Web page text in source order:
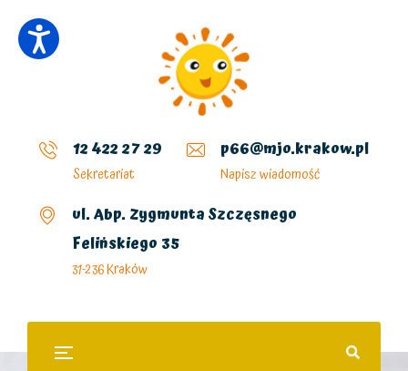
12 422 27 29
Sekretariat
p66@mjo.krakow.pl
Napisz wiadomość
ul. Abp. Zygmunta Szczęsnego
Felińskiego 35
31-236 Kraków